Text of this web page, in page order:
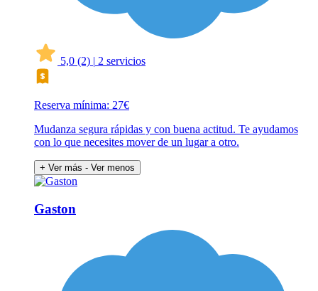
5,0 (2) | 2 servicios
Reserva mínima: 27€
Mudanza segura rápidas y con buena actitud. Te ayudamos
con lo que necesites mover de un lugar a otro.
+ Ver más - Ver menos
Gaston